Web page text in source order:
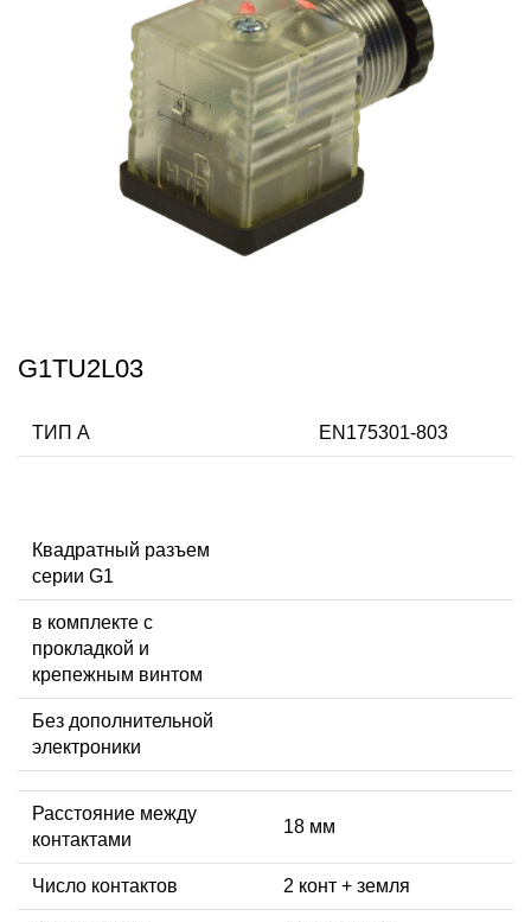
G1TU2L03
ТИП А EN175301-803
Квадратный разъем
серии G1
в комплекте с
прокладкой и
крепежным винтом
Без дополнительной
электроники
Расстояние между
контактами
18 мм
Число контактов 2 конт + земля